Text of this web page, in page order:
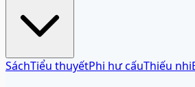
SáchTiểu thuyếtPhi hư cấuThiếu nhi